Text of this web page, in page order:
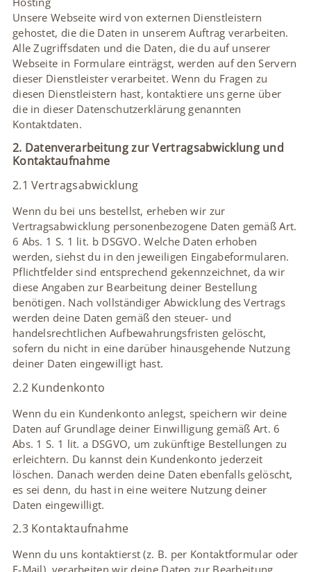
Unsere Webseite wird von externen Dienstleistern
gehostet, die die Daten in unserem Auftrag verarbeiten.
Alle Zugriffsdaten und die Daten, die du auf unserer
Webseite in Formulare einträgst, werden auf den Servern
dieser Dienstleister verarbeitet. Wenn du Fragen zu
diesen Dienstleistern hast, kontaktiere uns gerne über
die in dieser Datenschutzerklärung genannten
Kontaktdaten.
2. Datenverarbeitung zur Vertragsabwicklung und
Kontaktaufnahme
2.1 Vertragsabwicklung
Wenn du bei uns bestellst, erheben wir zur
Vertragsabwicklung personenbezogene Daten gemäß Art.
6 Abs. 1 S. 1 lit. b DSGVO. Welche Daten erhoben
werden, siehst du in den jeweiligen Eingabeformularen.
Pflichtfelder sind entsprechend gekennzeichnet, da wir
diese Angaben zur Bearbeitung deiner Bestellung
benötigen. Nach vollständiger Abwicklung des Vertrags
werden deine Daten gemäß den steuer- und
handelsrechtlichen Aufbewahrungsfristen gelöscht,
sofern du nicht in eine darüber hinausgehende Nutzung
deiner Daten eingewilligt hast.
2.2 Kundenkonto
Wenn du ein Kundenkonto anlegst, speichern wir deine
Daten auf Grundlage deiner Einwilligung gemäß Art. 6
Abs. 1 S. 1 lit. a DSGVO, um zukünftige Bestellungen zu
erleichtern. Du kannst dein Kundenkonto jederzeit
löschen. Danach werden deine Daten ebenfalls gelöscht,
es sei denn, du hast in eine weitere Nutzung deiner
Daten eingewilligt.
2.3 Kontaktaufnahme
Wenn du uns kontaktierst (z. B. per Kontaktformular oder
E-Mail), verarbeiten wir deine Daten zur Bearbeitung